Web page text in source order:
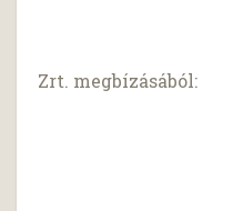
Zrt. megbízásából: